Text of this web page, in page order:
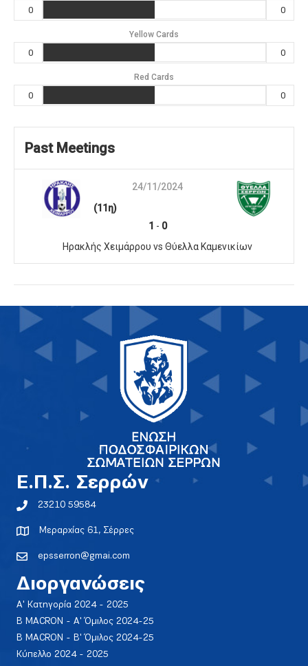
0 0
Yellow Cards
0 0
Red Cards
0 0
Past Meetings
24/11/2024
(11η)
1 - 0
Ηρακλής Χειμάρρου vs Θύελλα Καμενικίων
E.Π.Σ. Σερρών
23210 59584
Μεραρχίας 61, Σέρρες
epsserron@gmai.com
Διοργανώσεις
Α' Κατηγορία 2024 - 2025
Β MACRON - Α' Όμιλος 2024-25
Β MACRON - Β' Όμιλος 2024-25
Κύπελλο 2024 - 2025